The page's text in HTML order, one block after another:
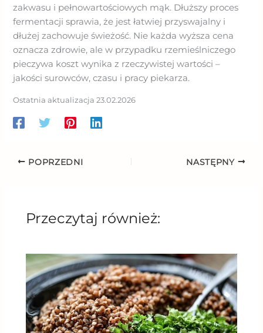
zakwasu i pełnowartościowych mąk. Dłuższy proces
fermentacji sprawia, że jest łatwiej przyswajalny i
dłużej zachowuje świeżość. Nie każda wyższa cena
oznacza zdrowie, ale w przypadku rzemieślniczego
pieczywa koszt wynika z rzeczywistej wartości –
jakości surowców, czasu i pracy piekarza.
Ostatnia aktualizacja 23.02.2026
POPRZEDNI NASTĘPNY
Przeczytaj również: